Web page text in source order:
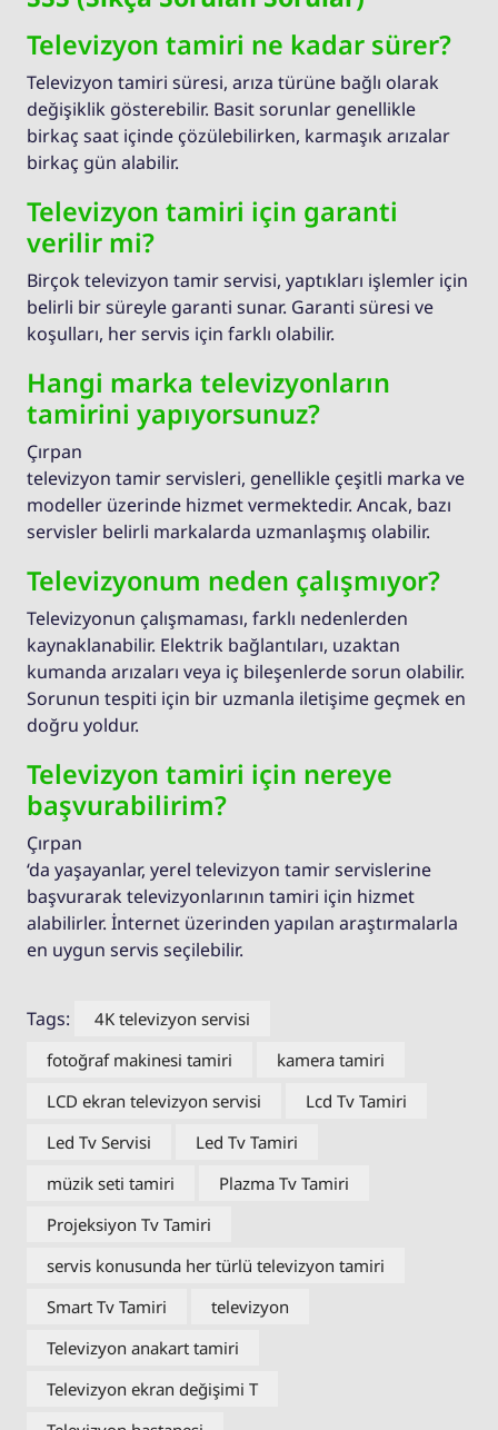
Televizyon tamiri ne kadar sürer?
Televizyon tamiri süresi, arıza türüne bağlı olarak
değişiklik gösterebilir. Basit sorunlar genellikle
birkaç saat içinde çözülebilirken, karmaşık arızalar
birkaç gün alabilir.
Televizyon tamiri için garanti
verilir mi?
Birçok televizyon tamir servisi, yaptıkları işlemler için
belirli bir süreyle garanti sunar. Garanti süresi ve
koşulları, her servis için farklı olabilir.
Hangi marka televizyonların
tamirini yapıyorsunuz?
Çırpan
televizyon tamir servisleri, genellikle çeşitli marka ve
modeller üzerinde hizmet vermektedir. Ancak, bazı
servisler belirli markalarda uzmanlaşmış olabilir.
Televizyonum neden çalışmıyor?
Televizyonun çalışmaması, farklı nedenlerden
kaynaklanabilir. Elektrik bağlantıları, uzaktan
kumanda arızaları veya iç bileşenlerde sorun olabilir.
Sorunun tespiti için bir uzmanla iletişime geçmek en
doğru yoldur.
Televizyon tamiri için nereye
başvurabilirim?
Çırpan
‘da yaşayanlar, yerel televizyon tamir servislerine
başvurarak televizyonlarının tamiri için hizmet
alabilirler. İnternet üzerinden yapılan araştırmalarla
en uygun servis seçilebilir.
Tags:
4K televizyon servisi
fotoğraf makinesi tamiri
kamera tamiri
LCD ekran televizyon servisi
Lcd Tv Tamiri
Led Tv Servisi
Led Tv Tamiri
müzik seti tamiri
Plazma Tv Tamiri
Projeksiyon Tv Tamiri
servis konusunda her türlü televizyon tamiri
Smart Tv Tamiri
televizyon
Televizyon anakart tamiri
Televizyon ekran değişimi T